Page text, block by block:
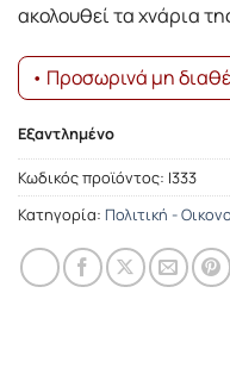
ακολουθεί τα χνάρια
• Προσωρινά μη
Εξαντλημένο
Κωδικός προϊόντος: Ι333
Κατηγορία: Πολιτική -